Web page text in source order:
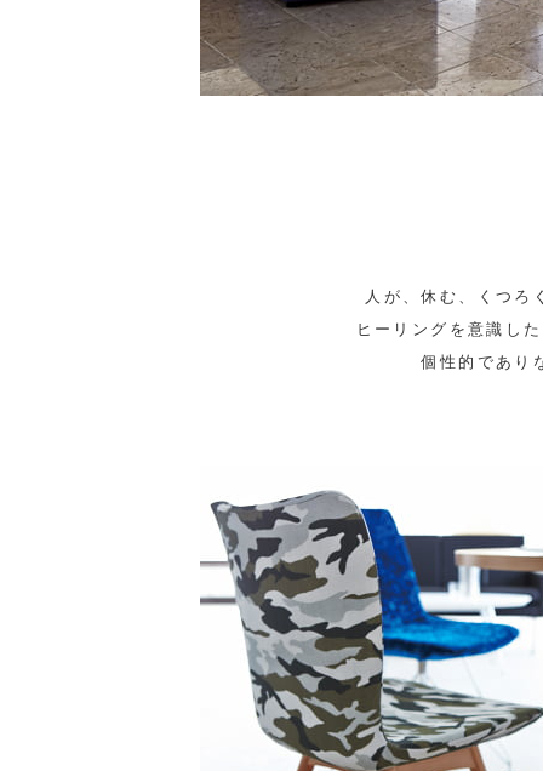
人が、休む、くつろ
ヒーリングを意識し
個性的であり